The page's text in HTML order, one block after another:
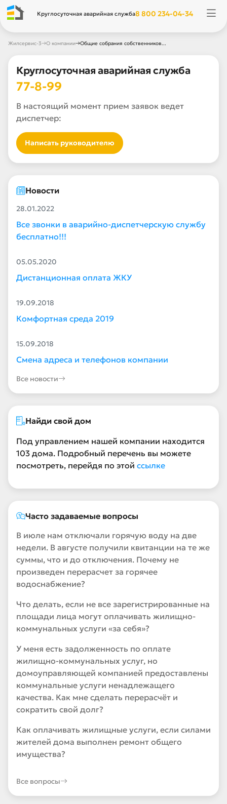
Круглосуточная аварийная служба8 800 234-04-34
Жилсервис-3→О компании→Общие собрания собственников...
Круглосуточная аварийная служба
77-8-99
В настоящий момент прием заявок ведет
диспетчер:
Написать руководителю
Новости
28.01.2022
Все звонки в аварийно-диспетчерскую службу
бесплатно!!!
05.05.2020
Дистанционная оплата ЖКУ
19.09.2018
Комфортная среда 2019
15.09.2018
Смена адреса и телефонов компании
Все новости
Найди свой дом
Под управлением нашей компании находится
103 дома. Подробный перечень вы можете
посмотреть, перейдя по этой ссылке
Часто задаваемые вопросы
В июле нам отключали горячую воду на две
недели. В августе получили квитанции на те же
суммы, что и до отключения. Почему не
произведен перерасчет за горячее
водоснабжение?
Что делать, если не все зарегистрированные на
площади лица могут оплачивать жилищно-
коммунальных услуги «за себя»?
У меня есть задолженность по оплате
жилищно-коммунальных услуг, но
домоуправляющей компанией предоставлены
коммунальные услуги ненадлежащего
качества. Как мне сделать перерасчёт и
сократить свой долг?
Как оплачивать жилищные услуги, если силами
жителей дома выполнен ремонт общего
имущества?
Все вопросы